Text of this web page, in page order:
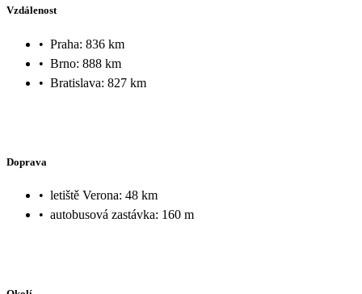
Vzdálenost
• Praha: 836 km
• Brno: 888 km
• Bratislava: 827 km
Doprava
• letiště Verona: 48 km
• autobusová zastávka: 160 m